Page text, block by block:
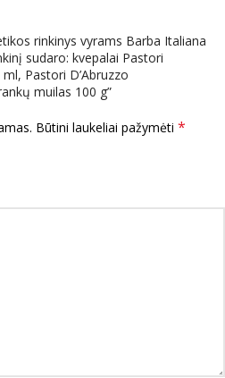
rinkinys vyrams Barba Italiana
sudaro: kvepalai Pastori
Pastori D’Abruzzo
muilas 100 g”
Būtini laukeliai pažymėti *